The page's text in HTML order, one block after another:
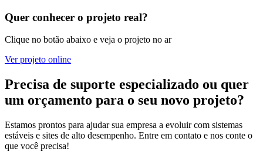
Quer conhecer o projeto real?
Clique no botão abaixo e veja o projeto no ar
Ver projeto online
Precisa de suporte especializado ou quer
um orçamento para o seu novo projeto?
Estamos prontos para ajudar sua empresa a evoluir com sistemas
estáveis e sites de alto desempenho. Entre em contato e nos conte o
que você precisa!